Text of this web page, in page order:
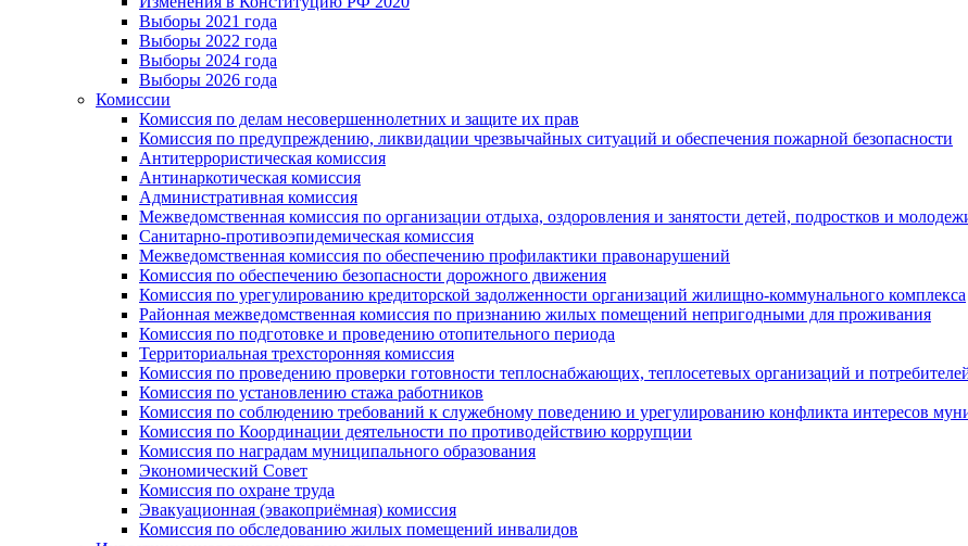
Выборы 2021 года
Выборы 2022 года
Выборы 2024 года
Выборы 2026 года
Комиссии
Комиссия по делам несовершеннолетних и защите их прав
Комиссия по предупреждению, ликвидации чрезвычайных ситуаций и обеспечения пожарной безопасности
Антитеррористическая комиссия
Антинаркотическая комиссия
Административная комиссия
Межведомственная комиссия по организации отдыха, оздоровления и занятости детей, подростков и
Санитарно-противоэпидемическая комиссия
Межведомственная комиссия по обеспечению профилактики правонарушений
Комиссия по обеспечению безопасности дорожного движения
Комиссия по урегулированию кредиторской задолженности организаций жилищно-коммунального комплекса
Районная межведомственная комиссия по признанию жилых помещений непригодными для проживания
Комиссия по подготовке и проведению отопительного периода
Территориальная трехсторонняя комиссия
Комиссия по проведению проверки готовности теплоснабжающих, теплосетевых организаций и
Комиссия по установлению стажа работников
Комиссия по соблюдению требований к служебному поведению и урегулированию конфликта интересов
Комиссия по Координации деятельности по противодействию коррупции
Комиссия по наградам муниципального образования
Экономический Совет
Комиссия по охране труда
Эвакуационная (эвакоприёмная) комиссия
Комиссия по обследованию жилых помещений инвалидов